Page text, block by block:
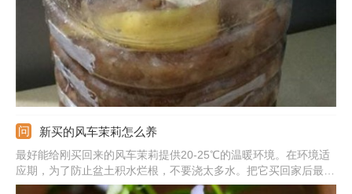
新买的风车茉莉怎么养
最好能给刚买回来的风车茉莉提供20-25℃的温暖环境。在环境适
应期，为了防止盆土积水烂根，不要浇太多水。把它买回家后最好
放置在半阴处，不要让它接触强烈的阳光直射。等它恢复生长后可